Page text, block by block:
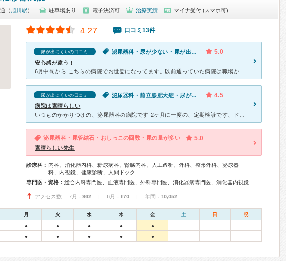
（旭川駅 ） 駐車場あり 電子決済可 治療実績 マイナ受付 (スマホ可)
4.27 口コミ13件
尿が出にくいの口コミ 泌尿器科・尿が少ない・尿が出にくい 5.0
安心感が違う！
尿が出にくいの口コミ 泌尿器科・前立腺肥大症・尿が出にくい 4.5
病院は素晴らしい
泌尿器科・尿管結石・おしっこの回数・尿の量が多い 5.0
素晴らしい先生
診療科： 内科、消化器内科、糖尿病科、腎臓内科、人工透析、外科、整形外科、泌尿器
科、内視鏡、健康診断、人間ドック
専門医・資格：
アクセス数 7月： 962 | 6月： 870 | 年間： 10,052
月 火 水 木 金 土 日 祝
● ● ● ● ●
● ● ● ● ●